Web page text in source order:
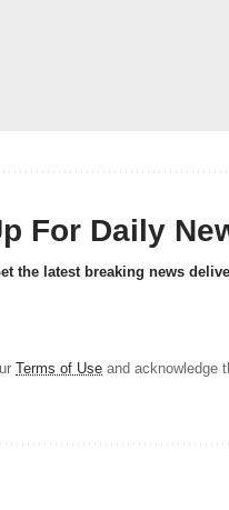
For Daily
the latest breaking news
Terms of Use and acknowledge